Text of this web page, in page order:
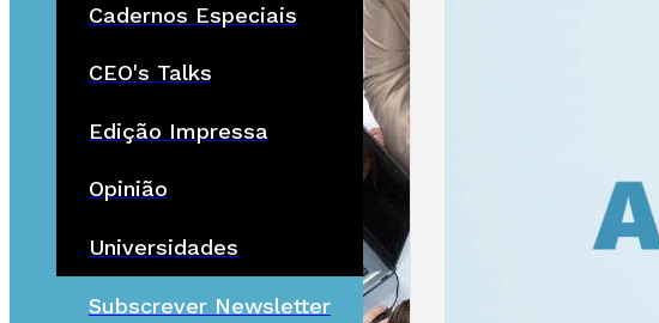
Cadernos Especiais
CEO's Talks
Edição Impressa
Opinião
Universidades
Subscrever Newsletter